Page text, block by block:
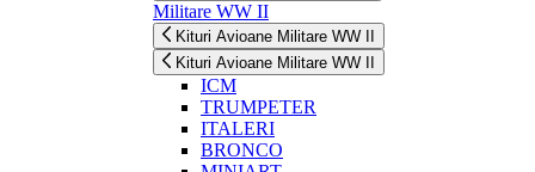
Militare WW II
Kituri Avioane Militare WW II
Kituri Avioane Militare WW II
ICM
TRUMPETER
ITALERI
BRONCO